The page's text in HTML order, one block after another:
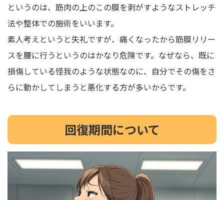
というのは、筋肉の上のこの膜を剥がすようなストレッチ
法や整体での施術をいいます。
素人考えというと失礼ですが、痛くなったから筋膜リリー
スを腰に行うというのはかなり危険です。なぜなら、既に
損傷している怪我のような状態なのに、自分でその傷をさ
らに動かしてしまうと悪化する方が多いからです。
回復期間について